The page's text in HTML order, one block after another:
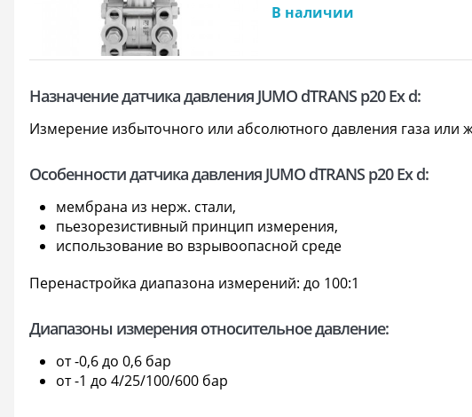
В наличии
Назначение датчика давления JUMO dTRANS p20 Ex d:
Измерение избыточного или абсолютного давления газа или
Особенности датчика давления JUMO dTRANS p20 Ex d:
мембрана из нерж. стали,
пьезорезистивный принцип измерения,
использование во взрывоопасной среде
Перенастройка диапазона измерений: до 100:1
Диапазоны измерения относительное давление:
от -0,6 до 0,6 бар
от -1 до 4/25/100/600 бар